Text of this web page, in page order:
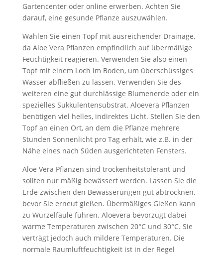
Gartencenter oder online erwerben. Achten Sie
darauf, eine gesunde Pflanze auszuwählen.
Wählen Sie einen Topf mit ausreichender Drainage,
da Aloe Vera Pflanzen empfindlich auf übermäßige
Feuchtigkeit reagieren. Verwenden Sie also einen
Topf mit einem Loch im Boden, um überschüssiges
Wasser abfließen zu lassen. Verwenden Sie des
weiteren eine gut durchlässige Blumenerde oder ein
spezielles Sukkulentensubstrat. Aloevera Pflanzen
benötigen viel helles, indirektes Licht. Stellen Sie den
Topf an einen Ort, an dem die Pflanze mehrere
Stunden Sonnenlicht pro Tag erhält, wie z.B. in der
Nähe eines nach Süden ausgerichteten Fensters.
Aloe Vera Pflanzen sind trockenheitstolerant und
sollten nur mäßig bewässert werden. Lassen Sie die
Erde zwischen den Bewässerungen gut abtrocknen,
bevor Sie erneut gießen. Übermäßiges Gießen kann
zu Wurzelfäule führen. Aloevera bevorzugt dabei
warme Temperaturen zwischen 20°C und 30°C. Sie
verträgt jedoch auch mildere Temperaturen. Die
normale Raumluftfeuchtigkeit ist in der Regel